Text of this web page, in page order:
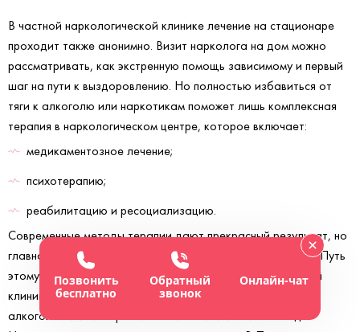
В частной наркологической клинике лечение на стационаре
проходит также анонимно. Визит нарколога на дом можно
рассматривать, как экстренную помощь зависимому и первый
шаг на пути к выздоровлению. Но полностью избавиться от
тяги к алкоголю или наркотикам поможет лишь комплексная
терапия в наркологическом центре, которое включает:
медикаментозное лечение;
психотерапию;
реабилитацию и ресоциализацию.
Современные методы терапии дают прекрасный результат, но
главное - желание пациента избавиться от зависимости. Путь
этому не простой, но благодаря врачам наркологической
клиники «Монблан» человек сможет избавиться от
алкогольной или наркотической зависимости навсегда.
Позвонить
бесплатно
Обратный
звонок
Онлайн-чат